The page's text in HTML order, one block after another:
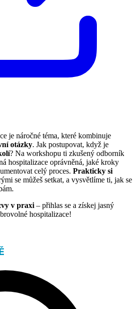
je náročné téma, které kombinuje
otázky. Jak postupovat, když je
? Na workshopu ti zkušený odborník
hospitalizace oprávněná, jaké kroky
celý proces. Prakticky si
se můžeš setkat, a vysvětlíme ti, jak se
v praxi – přihlas se a získej jasný
hospitalizace!